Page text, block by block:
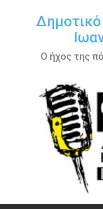
περιεχόμενο
Ο ήχος της